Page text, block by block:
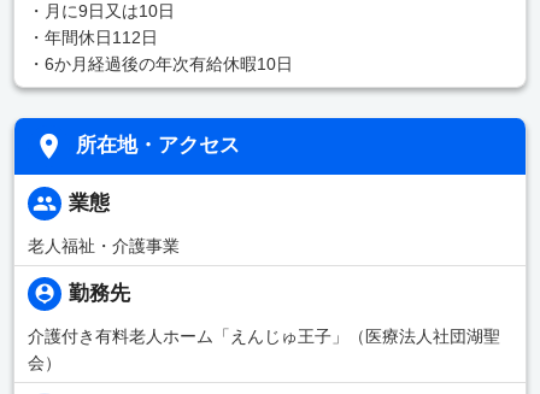
・月に9日又は10日
・年間休日112日
・6か月経過後の年次有給休暇10日
所在地・アクセス
業態
老人福祉・介護事業
勤務先
介護付き有料老人ホーム「えんじゅ王子」（医療法人社団湖聖
会）